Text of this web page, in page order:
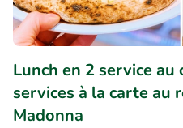
Lunch en 2 service
services à la carte au
Madonna